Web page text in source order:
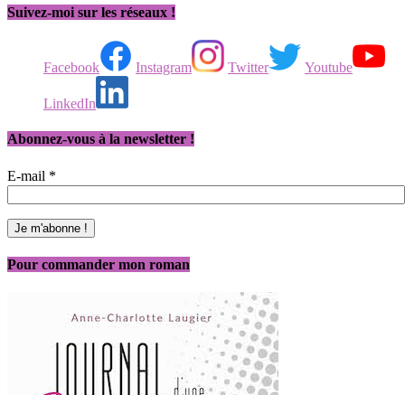
Suivez-moi sur les réseaux !
Facebook Instagram Twitter Youtube
LinkedIn
Abonnez-vous à la newsletter !
E-mail *
Pour commander mon roman